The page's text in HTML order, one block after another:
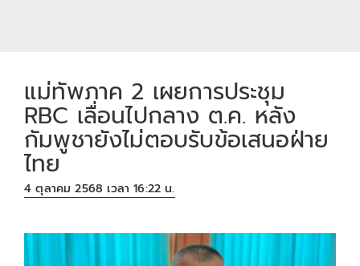
แม่ทัพภาค 2 เผยการประชุม
RBC เลื่อนไปกลาง ต.ค. หลัง
กัมพูชายังไม่ตอบรับข้อเสนอฝ่าย
ไทย
4 ตุลาคม 2568 เวลา 16:22 น.